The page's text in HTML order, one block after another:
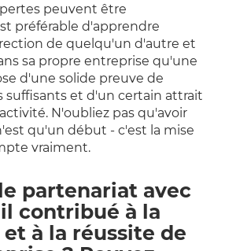
peuvent être
préférable d'apprendre
de quelqu'un d'autre et
sa propre entreprise qu'une
d'une solide preuve de
suffisants et d'un certain attrait
N'oubliez pas qu'avoir
qu'un début - c'est la mise
vraiment.
partenariat avec
contribué à la
à la réussite de